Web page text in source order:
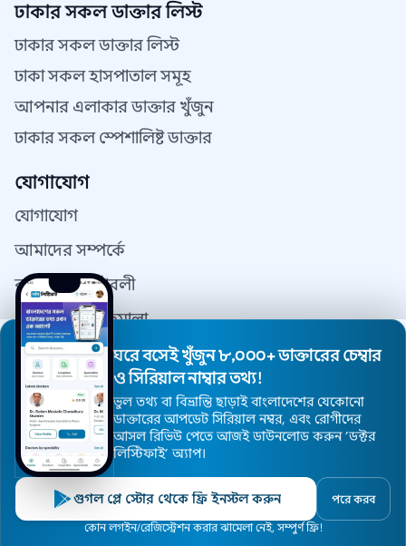
ঢাকার সকল ডাক্তার লিস্ট
ঢাকার সকল ডাক্তার লিস্ট
ঢাকা সকল হাসপাতাল সমূহ
আপনার এলাকার ডাক্তার খুঁজুন
ঢাকার সকল স্পেশালিষ্ট ডাক্তার
যোগাযোগ
যোগাযোগ
আমাদের সম্পর্কে
ব্যবহারের শর্তাবলী
গোপনীয়তা নীতিমালা
যোগাযোগ
ডাক্তার রেজিস্ট্রেশন
© 2026 DoctorsInDhaka - সর্বস্বত্ব সংরক্ষিত।
ওয়েবসাইট ডিজাইন এন্ড মেইন্টেনেন্স
DoctorsInDhaka.com
ডাক্তার হাসপাতাল বিশেষজ্ঞ
ঘরে বসেই খুঁজুন ৮,০০০+ ডাক্তারের চেম্বার
ও সিরিয়াল নাম্বার তথ্য!
ভুল তথ্য বা বিভ্রান্তি ছাড়াই বাংলাদেশের যেকোনো
ডাক্তারের আপডেট সিরিয়াল নম্বর, এবং রোগীদের
আসল রিভিউ পেতে আজই ডাউনলোড করুন ’ডক্টর
লিস্টিফাই’ অ্যাপ।
গুগল প্লে স্টোর থেকে ফ্রি ইনস্টল করুন পরে করব
কোন লগইন/রেজিস্ট্রেশন করার ঝামেলা নেই, সম্পুর্ণ ফ্রি!